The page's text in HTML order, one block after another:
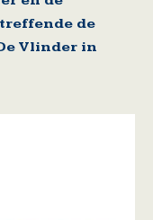
de
Vlinder in